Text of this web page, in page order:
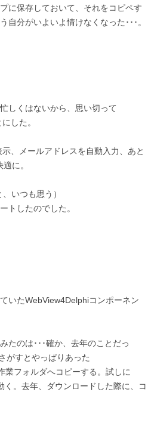
に保存しておいて、それをコピペす
分がいよいよ情けなくなった･･･。
しくはないから、思い切って
した。
、メールアドレスを自動入力、あと
に。
いつも思う）
トしたのでした。
いたWebView4Delphiコンポーネン
たのは･･･確か、去年のことだっ
がすとやっぱりあった
業フォルダへコピーする。試しに
。去年、ダウンロードした際に、コ